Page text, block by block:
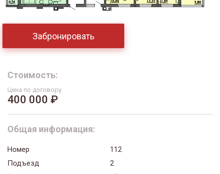
Забронировать
Стоимость:
Цена по договору
400 000 ₽
Общая информация:
Номер
112
Подъезд
2